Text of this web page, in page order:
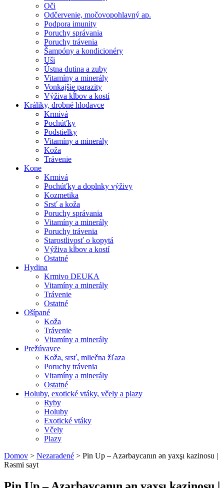
Oči
Odčervenie, močovopohlavný ap.
Podpora imunity
Poruchy správania
Poruchy trávenia
Šampóny a kondicionéry
Uši
Ústna dutina a zuby
Vitamíny a minerály
Vonkajšie parazity
Výživa kĺbov a kostí
Králiky, drobné hlodavce
Krmivá
Pochúťky
Podstielky
Vitamíny a minerály
Koža
Trávenie
Kone
Krmivá
Pochúťky a doplnky výživy
Kozmetika
Srsť a koža
Poruchy správania
Vitamíny a minerály
Poruchy trávenia
Starostlivosť o kopytá
Výživa kĺbov a kostí
Ostatné
Hydina
Krmivo DEUKA
Vitamíny a minerály
Trávenie
Ostatné
Ošípané
Koža
Trávenie
Vitamíny a minerály
Prežúvavce
Koža, srsť, mliečna žľaza
Poruchy trávenia
Vitamíny a minerály
Ostatné
Holuby, exotické vtáky, včely a plazy
Ryby
Holuby
Exotické vtáky
Včely
Plazy
Domov > Nezaradené > Pin Up – Azərbaycanın ən yaxşı kazinosu |
Rəsmi sayt